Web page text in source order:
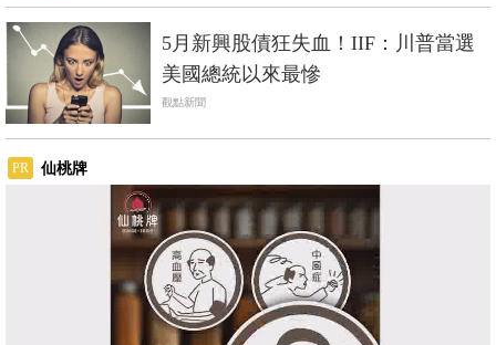
5月新興股債狂失血！IIF：川普當選
美國總統以來最慘
觀點新聞
PR 仙桃牌